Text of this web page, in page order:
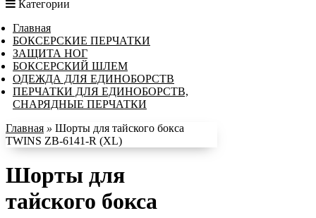
Категории
Главная
БОКСЕРСКИЕ ПЕРЧАТКИ
ЗАЩИТА НОГ
БОКСЕРСКИЙ ШЛЕМ
ОДЕЖДА ДЛЯ ЕДИНОБОРСТВ
ПЕРЧАТКИ ДЛЯ ЕДИНОБОРСТВ,
СНАРЯДНЫЕ ПЕРЧАТКИ
Главная » Шорты для тайского бокса
TWINS ZB-6141-R (XL)
Шорты для
тайского бокса